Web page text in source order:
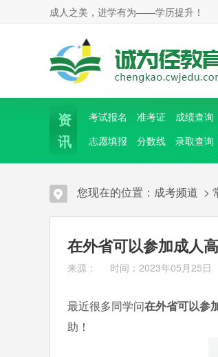
成人之美，进学有为——学历提升！
资
讯
考试报名 准考证
成绩查询
志愿填报
分数线 录取查询
您现在的位置： 成考频道 >
在外省可以参加成人
来源： 时间：2023年05月25日
最近很多同学问在外省可以参
助！